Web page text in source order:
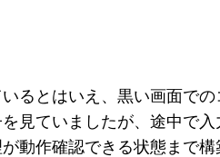
るとはいえ、黒い画面で
を見ていましたが、途中で
動作確認できる状態まで構